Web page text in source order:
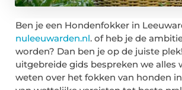
Ben je een Hondenfokker in
nuleeuwarden.nl. of heb je de
worden? Dan ben je op de juiste
uitgebreide gids bespreken we alles
weten over het fokken van honden